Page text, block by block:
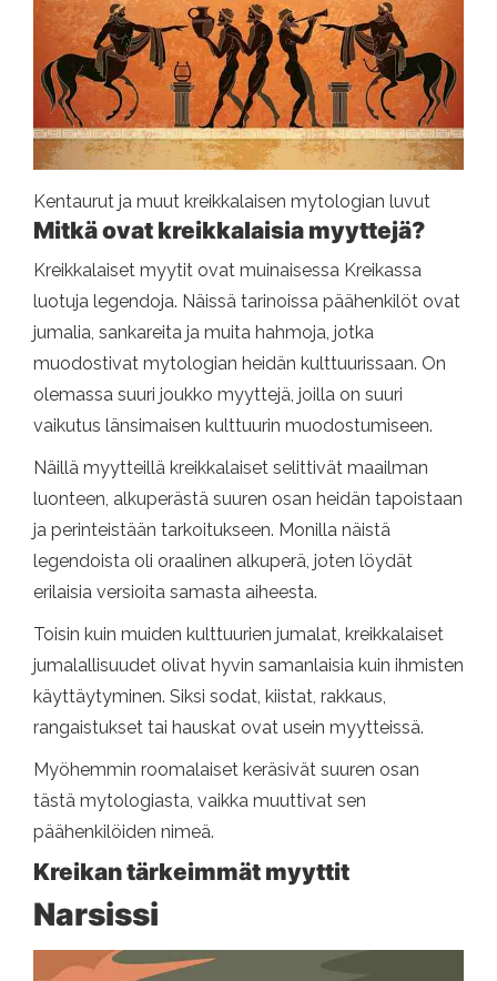
Kentaurut ja muut kreikkalaisen mytologian luvut
Mitkä ovat kreikkalaisia ​​myyttejä?
Kreikkalaiset myytit ovat muinaisessa Kreikassa
luotuja legendoja. Näissä tarinoissa päähenkilöt ovat
jumalia, sankareita ja muita hahmoja, jotka
muodostivat mytologian heidän kulttuurissaan. On
olemassa suuri joukko myyttejä, joilla on suuri
vaikutus länsimaisen kulttuurin muodostumiseen.
Näillä myytteillä kreikkalaiset selittivät maailman
luonteen, alkuperästä suuren osan heidän tapoistaan
​​ja perinteistään tarkoitukseen. Monilla näistä
legendoista oli oraalinen alkuperä, joten löydät
erilaisia ​​versioita samasta aiheesta.
Toisin kuin muiden kulttuurien jumalat, kreikkalaiset
jumalallisuudet olivat hyvin samanlaisia ​​kuin ihmisten
käyttäytyminen. Siksi sodat, kiistat, rakkaus,
rangaistukset tai hauskat ovat usein myytteissä.
Myöhemmin roomalaiset keräsivät suuren osan
tästä mytologiasta, vaikka muuttivat sen
päähenkilöiden nimeä.
Kreikan tärkeimmät myyttit
Narsissi